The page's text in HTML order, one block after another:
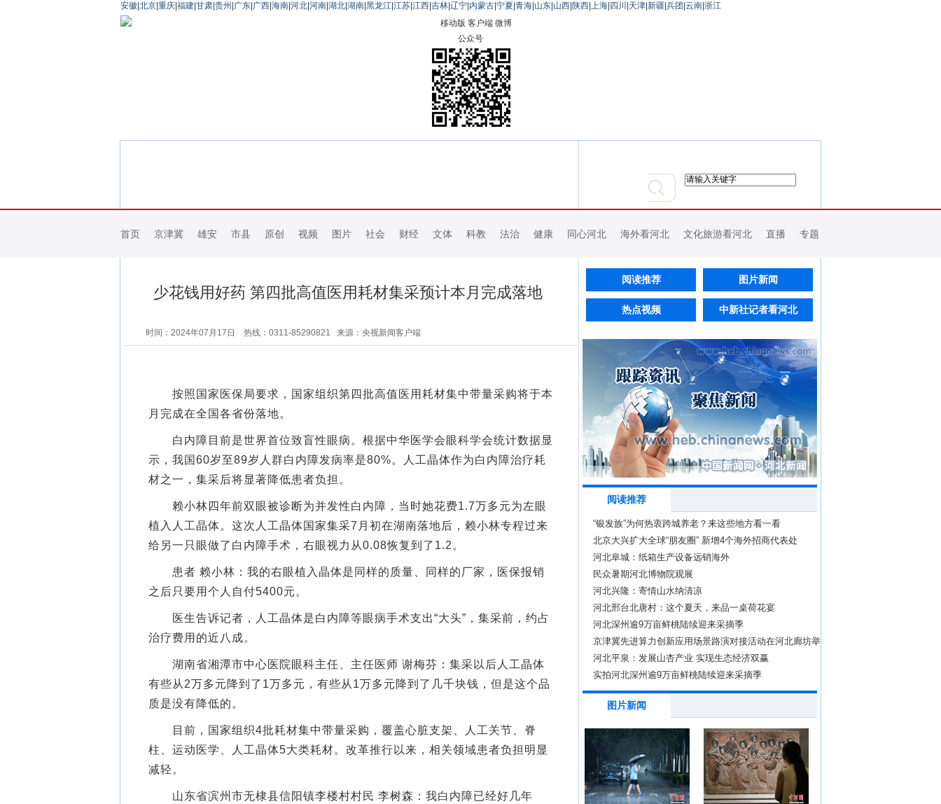
安徽 北京 重庆 福建 甘肃 贵州 广东 广西 海南 河北 河南 湖北 湖南 黑龙江 江苏 江西 吉林 辽宁 内蒙古 宁夏 青海 山东 山西 陕西 上海 四川 天津 新疆 兵团 云南 浙江
移动版 客户端 微博
公众号
首页 京津冀 雄安 市县 原创 视频 图片 社会 财经 文体 科教 法治 健康 同心河北 海外看河北 文化旅游看河北 直播 专题
少花钱用好药 第四批高值医用耗材集采预计本月完成落地
时间：2024年07月17日 热线：0311-85290821 来源：央视新闻客户端
按照国家医保局要求，国家组织第四批高值医用耗材集中带量采购将于本
月完成在全国各省份落地。
白内障目前是世界首位致盲性眼病。根据中华医学会眼科学会统计数据显
示，我国60岁至89岁人群白内障发病率是80%。人工晶体作为白内障治疗耗
材之一，集采后将显著降低患者负担。
赖小林四年前双眼被诊断为并发性白内障，当时她花费1.7万多元为左眼
植入人工晶体。这次人工晶体国家集采7月初在湖南落地后，赖小林专程过来
给另一只眼做了白内障手术，右眼视力从0.08恢复到了1.2。
患者 赖小林：我的右眼植入晶体是同样的质量、同样的厂家，医保报销
之后只要用个人自付5400元。
医生告诉记者，人工晶体是白内障等眼病手术支出“大头”，集采前，约占
治疗费用的近八成。
湖南省湘潭市中心医院眼科主任、主任医师 谢梅芬：集采以后人工晶体
有些从2万多元降到了1万多元，有些从1万多元降到了几千块钱，但是这个品
质是没有降低的。
目前，国家组织4批耗材集中带量采购，覆盖心脏支架、人工关节、脊
柱、运动医学、人工晶体5大类耗材。改革推行以来，相关领域患者负担明显
减轻。
山东省滨州市无棣县信阳镇李楼村村民 李树森：我白内障已经好几年
阅读推荐 图片新闻
热点视频 中新社记者看河北
阅读推荐
“银发族”为何热衷跨城养老？来这些地方看一看
北京大兴扩大全球“朋友圈” 新增4个海外招商代表处
河北阜城：纸箱生产设备远销海外
民众暑期河北博物院观展
河北兴隆：寄情山水纳清凉
河北邢台北唐村：这个夏天，来品一桌荷花宴
河北深州逾9万亩鲜桃陆续迎来采摘季
京津冀先进算力创新应用场景路演对接活动在河北廊坊举
办
河北平泉：发展山杏产业 实现生态经济双赢
实拍河北深州逾9万亩鲜桃陆续迎来采摘季
图片新闻